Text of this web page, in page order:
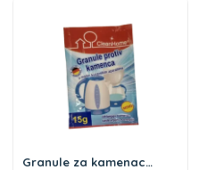
Granule za kamenac